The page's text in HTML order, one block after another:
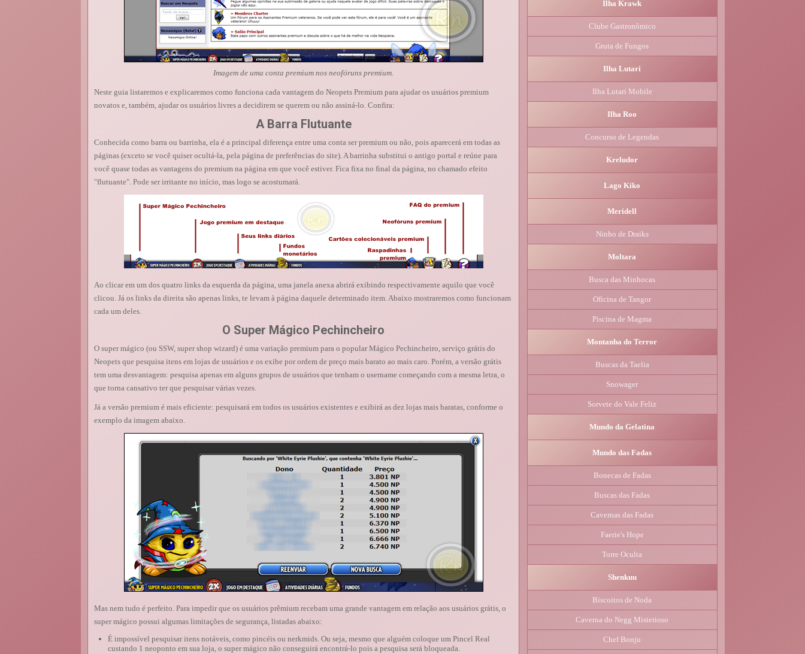
Imagem de uma conta premium nos neofóruns premium.
Neste guia listaremos e explicaremos como funciona cada vantagem do Neopets Premium para ajudar os usuários premium
novatos e, também, ajudar os usuários livres a decidirem se querem ou não assiná-lo. Confira:
A Barra Flutuante
Conhecida como barra ou barrinha, ela é a principal diferença entre uma conta ser premium ou não, pois aparecerá em todas as
páginas (exceto se você quiser ocultá-la, pela página de preferências do site). A barrinha substitui o antigo portal e reúne para
você quase todas as vantagens do premium na página em que você estiver. Fica fixa no final da página, no chamado efeito
"flutuante". Pode ser irritante no início, mas logo se acostumará.
Ao clicar em um dos quatro links da esquerda da página, uma janela anexa abrirá exibindo respectivamente aquilo que você
clicou. Já os links da direita são apenas links, te levam à página daquele determinado item. Abaixo mostraremos como funcionam
cada um deles.
O Super Mágico Pechincheiro
O super mágico (ou SSW, super shop wizard) é uma variação premium para o popular Mágico Pechincheiro, serviço grátis do
Neopets que pesquisa itens em lojas de usuários e os exibe por ordem de preço mais barato ao mais caro. Porém, a versão grátis
tem uma desvantagem: pesquisa apenas em alguns grupos de usuários que tenham o username começando com a mesma letra, o
que torna cansativo ter que pesquisar várias vezes.
Já a versão premium é mais eficiente: pesquisará em todos os usuários existentes e exibirá as dez lojas mais baratas, conforme o
exemplo da imagem abaixo.
Mas nem tudo é perfeito. Para impedir que os usuários prêmium recebam uma grande vantagem em relação aos usuários grátis, o
super mágico possui algumas limitações de segurança, listadas abaixo:
É impossível pesquisar itens notáveis, como pincéis ou nerkmids. Ou seja, mesmo que alguém coloque um Pincel Real
custando 1 neoponto em sua loja, o super mágico não conseguirá encontrá-lo pois a pesquisa será bloqueada.
Ilha Krawk
Clube Gastronômico
Gruta de Fungos
Ilha Lutari
Ilha Lutari Mobile
Ilha Roo
Concurso de Legendas
Kreludor
Lago Kiko
Meridell
Ninho de Draiks
Moltara
Busca das Minhocas
Oficina de Tangor
Piscina de Magma
Montanha do Terror
Buscas da Taelia
Snowager
Sorvete do Vale Feliz
Mundo da Gelatina
Mundo das Fadas
Bonecas de Fadas
Buscas das Fadas
Cavernas das Fadas
Faerie's Hope
Torre Oculta
Shenkuu
Biscoitos de Noda
Caverna do Negg Misterioso
Chef Bonju